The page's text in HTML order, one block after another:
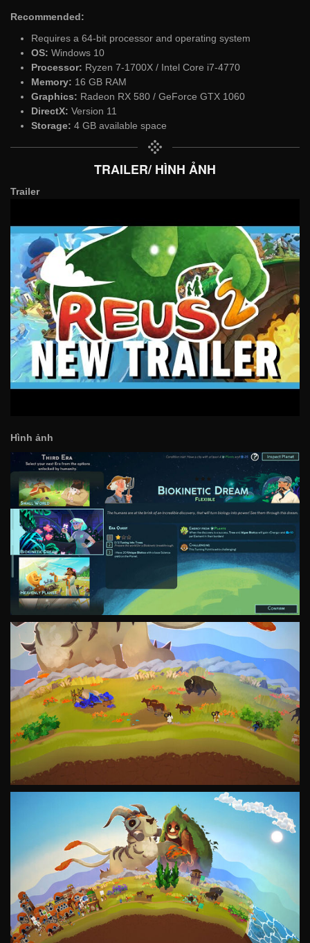
Recommended:
Requires a 64-bit processor and operating system
OS: Windows 10
Processor: Ryzen 7-1700X / Intel Core i7-4770
Memory: 16 GB RAM
Graphics: Radeon RX 580 / GeForce GTX 1060
DirectX: Version 11
Storage: 4 GB available space
TRAILER/ HÌNH ẢNH
Trailer
Hình ảnh